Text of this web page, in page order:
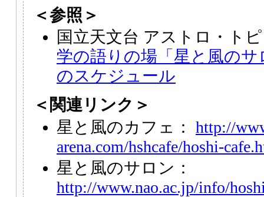
＜参照＞
国立天文台 アストロ・ト
学の語りの場「星と風のサ
のスケジュール
＜関連リンク＞
星と風のカフェ： http://
arena.com/hshcafe/hoshi-
星と風のサロン：
http://www.nao.ac.jp/info/